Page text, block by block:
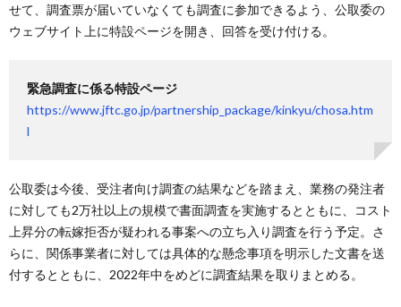
せて、調査票が届いていなくても調査に参加できるよう、公取委の
ウェブサイト上に特設ページを開き、回答を受け付ける。
緊急調査に係る特設ページ
https://www.jftc.go.jp/partnership_package/kinkyu/chosa.htm
l
公取委は今後、受注者向け調査の結果などを踏まえ、業務の発注者
に対しても2万社以上の規模で書面調査を実施するとともに、コスト
上昇分の転嫁拒否が疑われる事案への立ち入り調査を行う予定。さ
らに、関係事業者に対しては具体的な懸念事項を明示した文書を送
付するとともに、2022年中をめどに調査結果を取りまとめる。